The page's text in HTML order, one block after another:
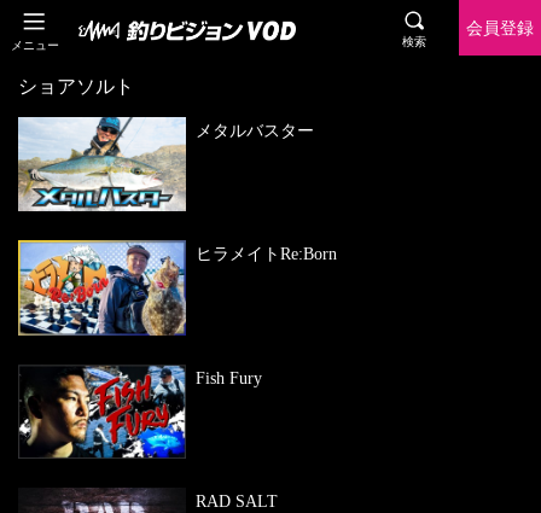
メニュー 検索
会員登録
ショアソルト
メタルバスター
ヒラメイトRe:Born
Fish Fury
RAD SALT